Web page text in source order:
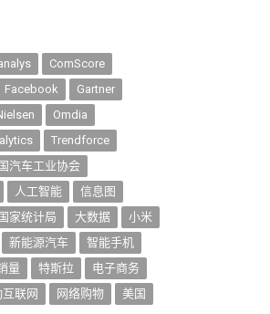
ComScore
Facebook
Gartner
Omdia
Trendforce
汽车工业协会
人工智能
信息图
国家统计局 大数据
小米
新能源汽车
智能手机
量 特斯拉
电子商务
联网 网络购物
美国